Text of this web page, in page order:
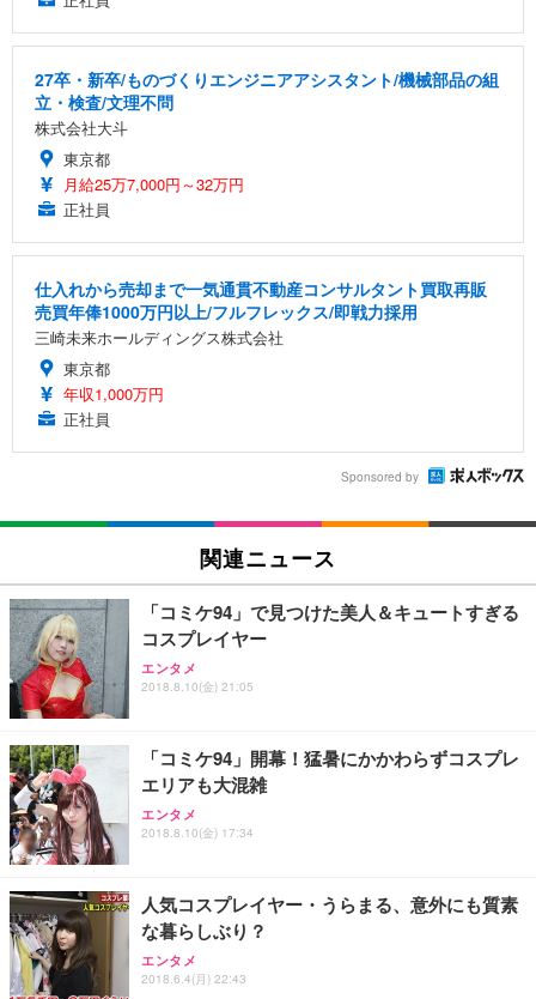
27卒・新卒/ものづくりエンジニアアシスタント/機械部品の組
立・検査/文理不問
株式会社大斗
東京都
月給25万7,000円～32万円
正社員
仕入れから売却まで一気通貫不動産コンサルタント買取再販
売買年俸1000万円以上/フルフレックス/即戦力採用
三崎未来ホールディングス株式会社
東京都
年収1,000万円
正社員
Sponsored by
関連ニュース
「コミケ94」で見つけた美人＆キュートすぎる
コスプレイヤー
エンタメ
2018.8.10(金) 21:05
「コミケ94」開幕！猛暑にかかわらずコスプレ
エリアも大混雑
エンタメ
2018.8.10(金) 17:34
人気コスプレイヤー・うらまる、意外にも質素
な暮らしぶり？
エンタメ
2018.6.4(月) 22:43